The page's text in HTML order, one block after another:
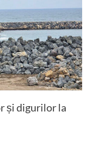
și digurilor la